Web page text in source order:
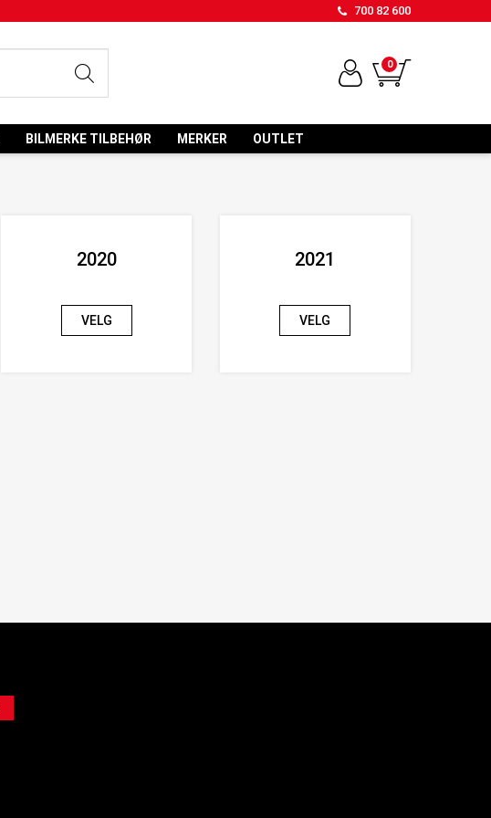
700 82 600
0
BILMERKE TILBEHØR MERKER OUTLET
2020
VELG
2021
VELG